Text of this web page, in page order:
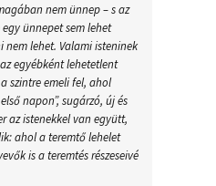
nem ünnep – s az
ünnepet sem lehet
nem lehet. Valami isteninek
egyébként lehetetlent
szintre emeli fel, ahol
napon”, sugárzó, új és
az istenekkel van együtt,
ahol a teremtő lehelet
is a teremtés részeseivé